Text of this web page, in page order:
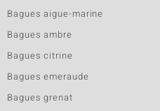
Bagues aigue-marine
Bagues ambre
Bagues citrine
Bagues emeraude
Bagues grenat